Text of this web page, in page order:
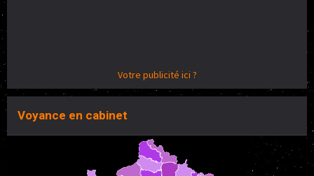
Votre publicité ici ?
Voyance en cabinet